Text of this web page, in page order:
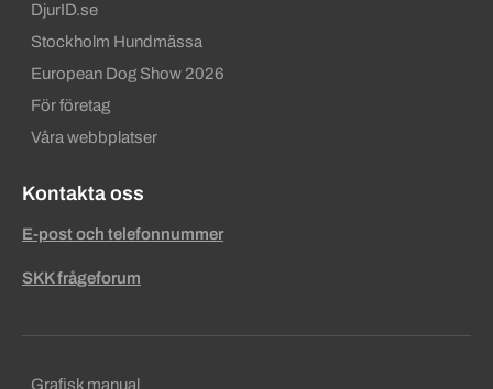
DjurID.se
Stockholm Hundmässa
European Dog Show 2026
För företag
Våra webbplatser
Kontakta oss
E-post och telefonnummer
SKK frågeforum
Sekundära sidfotslänkar
Grafisk manual